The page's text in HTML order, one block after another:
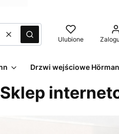
WyczyśćSzukaj Ulubione
Drzwi wejściowe
Sklep